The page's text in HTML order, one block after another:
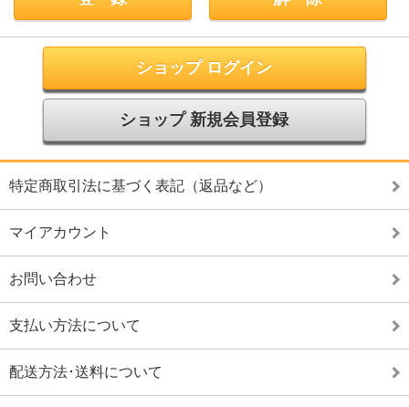
ショップ ログイン
ショップ 新規会員登録
特定商取引法に基づく表記（返品など）
マイアカウント
お問い合わせ
支払い方法について
配送方法･送料について